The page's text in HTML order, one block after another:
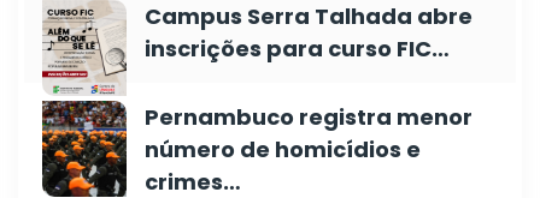
Campus Serra Talhada abre
inscrições para curso FIC…
Pernambuco registra menor
número de homicídios e
crimes…